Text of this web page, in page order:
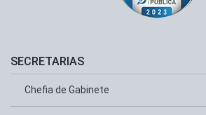
SECRETARIAS
Chefia de Gabinete